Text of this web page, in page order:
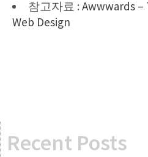
참고자료 : Awwwards –
Web Design
Recent Posts